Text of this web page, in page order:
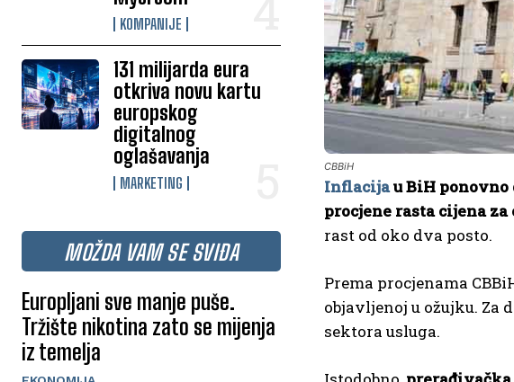
KOMPANIJE
131 milijarda eura
otkriva novu kartu
europskog
digitalnog
oglašavanja
MARKETING
MOŽDA VAM SE SVIĐA
Europljani sve manje puše.
Tržište nikotina zato se mijenja
iz temelja
CBBiH
Inflacijau BiH ponovno
procjene rasta cijena za
rast od oko dva posto.
Prema procjenama
objavljenoj u ožujku. Za
sektora usluga.